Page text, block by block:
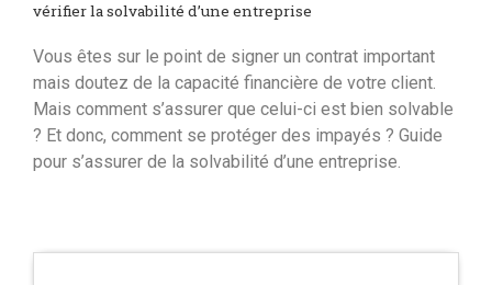
vérifier la solvabilité d’une entreprise
Vous êtes sur le point de signer un contrat important
mais doutez de la capacité financière de votre client.
Mais comment s’assurer que celui-ci est bien solvable
? Et donc, comment se protéger des impayés ? Guide
pour s’assurer de la solvabilité d’une entreprise.